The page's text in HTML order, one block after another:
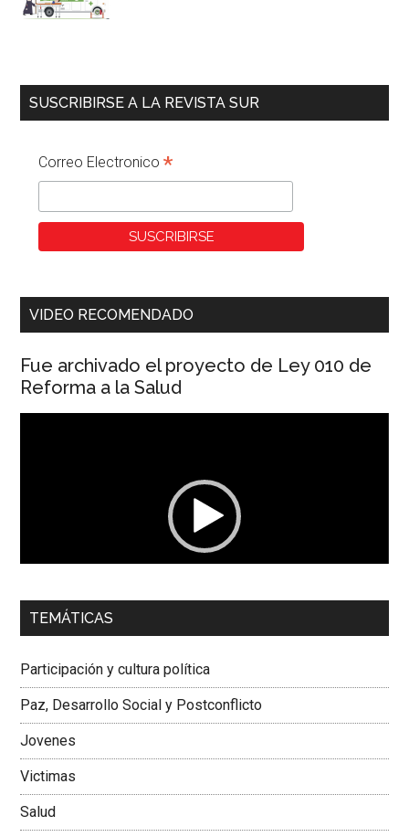
SUSCRIBIRSE A LA REVISTA SUR
Correo Electronico*
VIDEO RECOMENDADO
Fue archivado el proyecto de Ley 010 de
Reforma a la Salud
00:00 01:04
Dra. Carolina Corcho Mejía,Presidenta Corporación
Colombiana
TEMÁTICAS
Participación y cultura política
Paz, Desarrollo Social y Postconflicto
Jovenes
Victimas
Salud